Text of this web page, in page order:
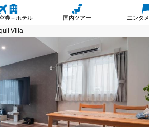
券＋ホテル 国内ツアー エンタメ
Villa